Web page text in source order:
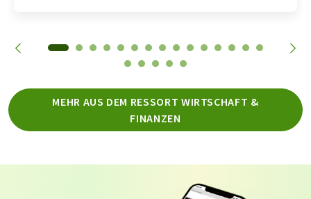
MEHR AUS DEM RESSORT WIRTSCHAFT &
FINANZEN